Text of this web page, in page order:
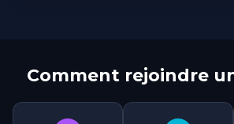
Comment rejoindre